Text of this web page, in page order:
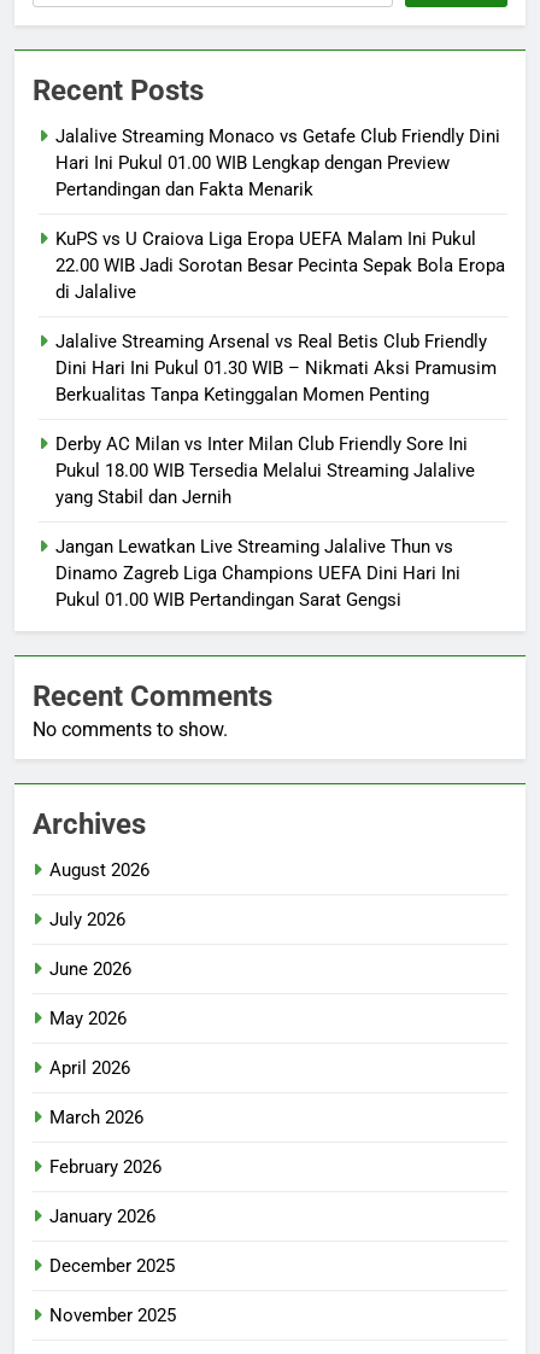
Recent Posts
Jalalive Streaming Monaco vs Getafe Club Friendly Dini
Hari Ini Pukul 01.00 WIB Lengkap dengan Preview
Pertandingan dan Fakta Menarik
KuPS vs U Craiova Liga Eropa UEFA Malam Ini Pukul
22.00 WIB Jadi Sorotan Besar Pecinta Sepak Bola Eropa
di Jalalive
Jalalive Streaming Arsenal vs Real Betis Club Friendly
Dini Hari Ini Pukul 01.30 WIB – Nikmati Aksi Pramusim
Berkualitas Tanpa Ketinggalan Momen Penting
Derby AC Milan vs Inter Milan Club Friendly Sore Ini
Pukul 18.00 WIB Tersedia Melalui Streaming Jalalive
yang Stabil dan Jernih
Jangan Lewatkan Live Streaming Jalalive Thun vs
Dinamo Zagreb Liga Champions UEFA Dini Hari Ini
Pukul 01.00 WIB Pertandingan Sarat Gengsi
Recent Comments
No comments to show.
Archives
August 2026
July 2026
June 2026
May 2026
April 2026
March 2026
February 2026
January 2026
December 2025
November 2025